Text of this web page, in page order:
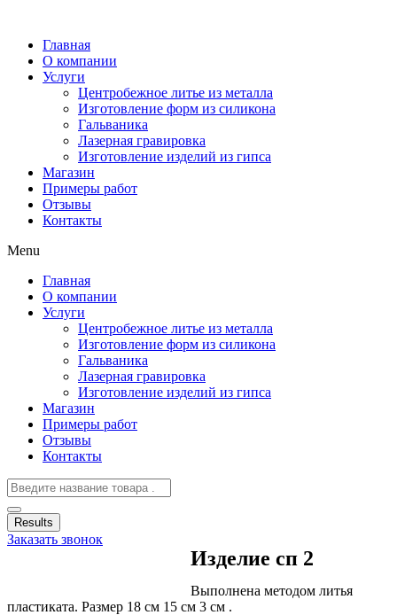
Главная
О компании
Услуги
Центробежное литье из металла
Изготовление форм из силикона
Гальваника
Лазерная гравировка
Изготовление изделий из гипса
Магазин
Примеры работ
Отзывы
Контакты
Menu
Главная
О компании
Услуги
Центробежное литье из металла
Изготовление форм из силикона
Гальваника
Лазерная гравировка
Изготовление изделий из гипса
Магазин
Примеры работ
Отзывы
Контакты
Results
Заказать звонок
Изделие сп 2
Выполнена методом литья
пластиката. Размер 18 см 15 см 3 см .